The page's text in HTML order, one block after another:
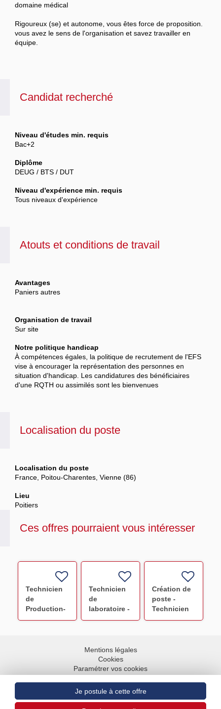
domaine médical
Rigoureux (se) et autonome, vous êtes force de proposition.
vous avez le sens de l'organisation et savez travailler en
équipe.
Candidat recherché
Niveau d'études min. requis
Bac+2
Diplôme
DEUG / BTS / DUT
Niveau d'expérience min. requis
Tous niveaux d'expérience
Atouts et conditions de travail
Avantages
Paniers autres
Organisation de travail
Sur site
Notre politique handicap
À compétences égales, la politique de recrutement de l'EFS
vise à encourager la représentation des personnes en
situation d'handicap. Les candidatures des bénéficiaires
d'une RQTH ou assimilés sont les bienvenues
Localisation du poste
Localisation du poste
France, Poitou-Charentes, Vienne (86)
Lieu
Poitiers
Ces offres pourraient vous intéresser
Technicien
de
Production-
Préparation
Technicien
de
laboratoire -
Préparation
Labiles F/H
Création de
poste -
Technicien
de
Mentions légales
Cookies
Paramétrer vos cookies
Plan du site